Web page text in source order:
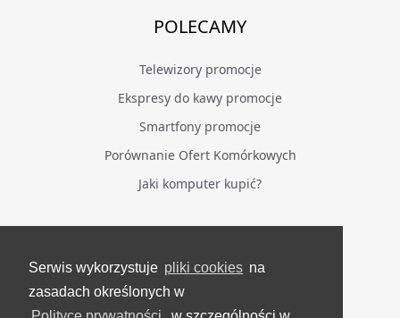
Serwis wykorzystuje pliki cookies na
zasadach określonych w
POLECAMY
Telewizory promocje
Ekspresy do kawy promocje
Smartfony promocje
Porównanie Ofert Komórkowych
Jaki komputer kupić?
Grupa Testerzy Videotestów